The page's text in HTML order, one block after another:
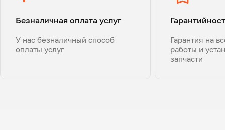
Безналичная оплата услуг
У нас безналичный способ
оплаты услуг
Гарантия на
работы и
запчасти